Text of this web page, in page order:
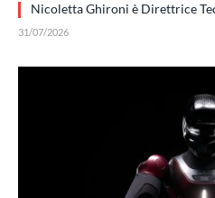
Nicoletta Ghironi è Direttrice
31/07/2026